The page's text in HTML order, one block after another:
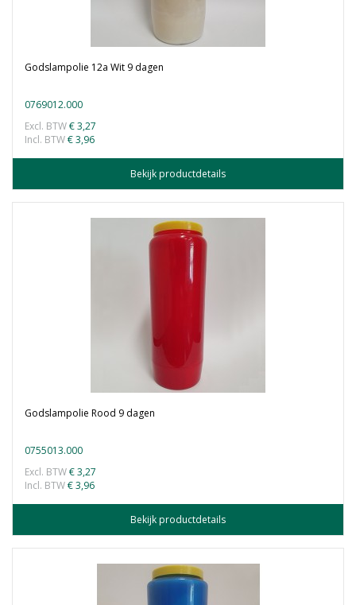
Godslampolie 12a Wit 9 dagen
0769012.000
Excl. BTW€ 3,27
Incl. BTW€ 3,96
Bekijk productdetails
Godslampolie Rood 9 dagen
0755013.000
Excl. BTW€ 3,27
Incl. BTW€ 3,96
Bekijk productdetails